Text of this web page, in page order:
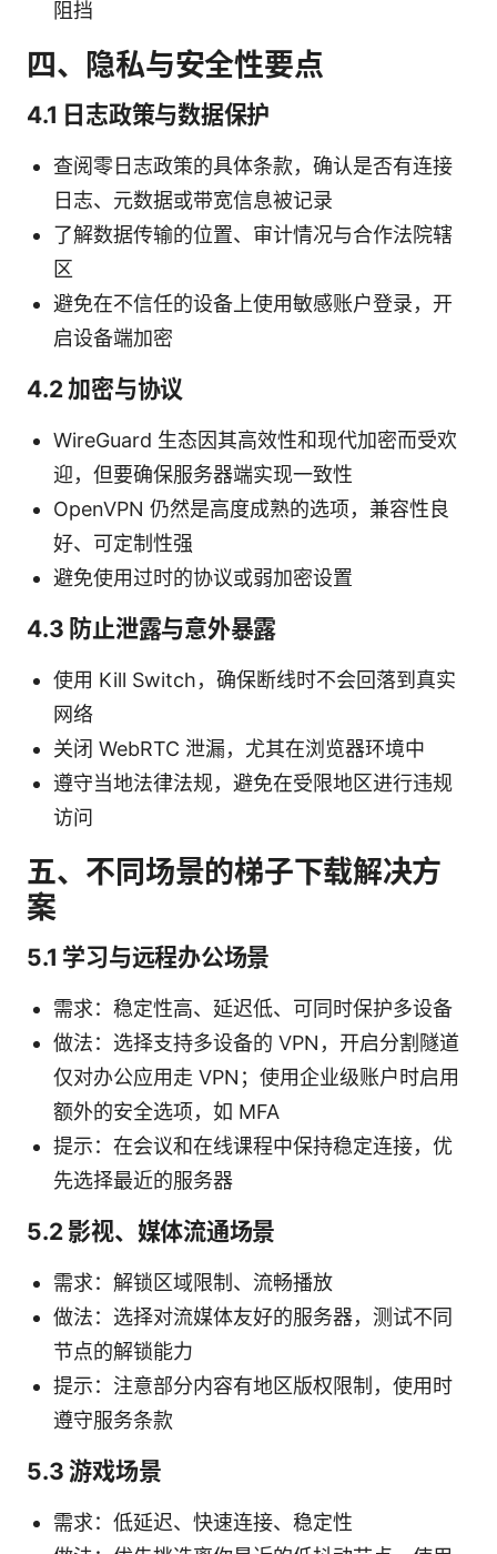
阻挡
四、隐私与安全性要点
4.1 日志政策与数据保护
查阅零日志政策的具体条款，确认是否有连接
日志、元数据或带宽信息被记录
了解数据传输的位置、审计情况与合作法院辖
区
避免在不信任的设备上使用敏感账户登录，开
启设备端加密
4.2 加密与协议
WireGuard 生态因其高效性和现代加密而受欢
迎，但要确保服务器端实现一致性
OpenVPN 仍然是高度成熟的选项，兼容性良
好、可定制性强
避免使用过时的协议或弱加密设置
4.3 防止泄露与意外暴露
使用 Kill Switch，确保断线时不会回落到真实
网络
关闭 WebRTC 泄漏，尤其在浏览器环境中
遵守当地法律法规，避免在受限地区进行违规
访问
五、不同场景的梯子下载解决方
案
5.1 学习与远程办公场景
需求：稳定性高、延迟低、可同时保护多设备
做法：选择支持多设备的 VPN，开启分割隧道
仅对办公应用走 VPN；使用企业级账户时启用
额外的安全选项，如 MFA
提示：在会议和在线课程中保持稳定连接，优
先选择最近的服务器
5.2 影视、媒体流通场景
需求：解锁区域限制、流畅播放
做法：选择对流媒体友好的服务器，测试不同
节点的解锁能力
提示：注意部分内容有地区版权限制，使用时
遵守服务条款
5.3 游戏场景
需求：低延迟、快速连接、稳定性